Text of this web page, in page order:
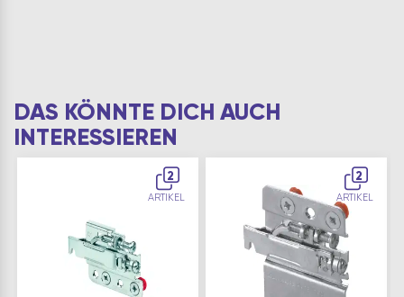
DAS KÖNNTE DICH AUCH
INTERESSIEREN
2
ARTIKEL
2
ARTIKEL